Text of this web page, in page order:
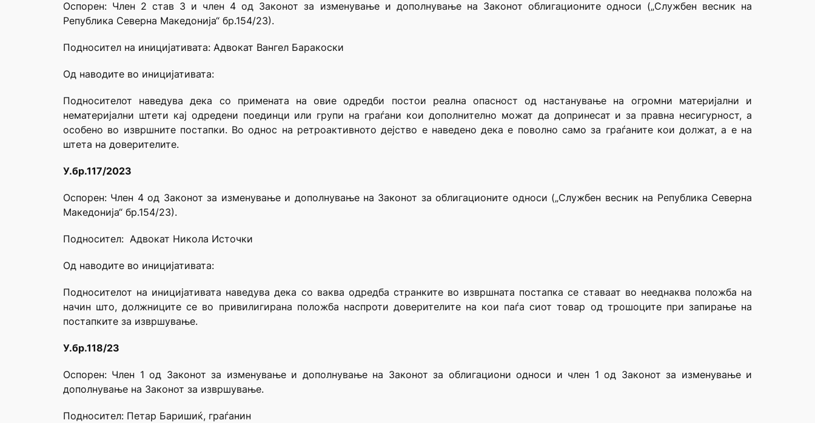
Оспорен: Член 2 став 3 и член 4 од Законот за изменување и дополнување на Законот облигационите односи („Службен весник на
Република Северна Македонија“ бр.154/23).
Подносител на иницијативата: Адвокат Вангел Баракоски
Од наводите во иницијативата:
Подносителот наведува дека со примената на овие одредби постои реална опасност од настанување на огромни материјални и
нематеријални штети кај одредени поединци или групи на граѓани кои дополнително можат да допринесат и за правна несигурност, а
особено во извршните постапки. Во однос на ретроактивното дејство е наведено дека е поволно само за граѓаните кои должат, а е на
штета на доверителите.
У.бр.117/2023
Оспорен: Член 4 од Законот за изменување и дополнување на Законот за облигационите односи („Службен весник на Република Северна
Македонија“ бр.154/23).
Подносител: Адвокат Никола Источки
Од наводите во иницијативата:
Подносителот на иницијативата наведува дека со ваква одредба странките во извршната постапка се ставаат во нееднаква положба на
начин што, должниците се во привилигирана положба наспроти доверителите на кои паѓа сиот товар од трошоците при запирање на
постапките за извршување.
У.бр.118/23
Oспорен: Член 1 од Законот за изменување и дополнување на Законот за облигациони односи и член 1 од Законот за изменување и
дополнување на Законот за извршување.
Подносител: Петар Баришиќ, граѓанин